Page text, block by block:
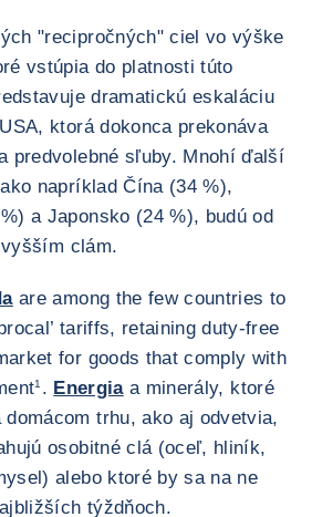
"recipročných" ciel vo výške
vstúpia do platnosti túto
dramatickú eskaláciu
ktorá dokonca prekonáva
predvolebné sľuby. Mnohí ďalší
napríklad Čína (34 %),
a Japonsko (24 %), budú od
clám.
are among the few countries to
tariffs, retaining duty-free
for goods that comply with
1 . Energiaa minerály, ktoré
domácom trhu, ako aj odvetvia,
osobitné clá (oceľ, hliník,
alebo ktoré by sa na ne
týždňoch.